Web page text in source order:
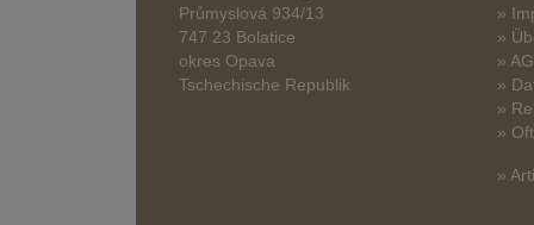
Průmyslová 934/13
747 23 Bolatice
okres Opava
Tschechische Republik
»
»
»
»
»
»
»